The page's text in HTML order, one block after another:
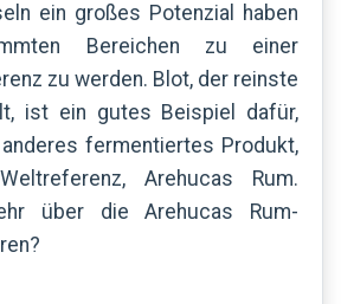
ein großes Potenzial haben
Bereichen zu einer
zu werden. Blot, der reinste
ist ein gutes Beispiel dafür,
fermentiertes Produkt,
Arehucas Rum.
über die Arehucas Rum-